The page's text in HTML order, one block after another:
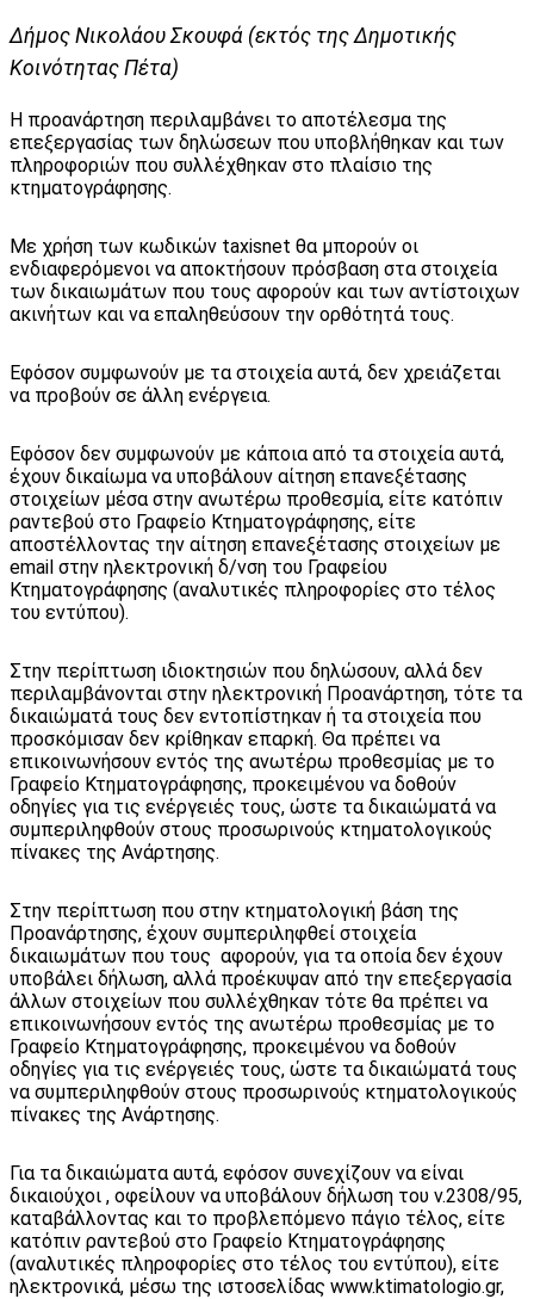
Δήμος Νικολάου Σκουφά (εκτός της Δημοτικής
Κοινότητας Πέτα)
Η προανάρτηση περιλαμβάνει το αποτέλεσμα της
επεξεργασίας των δηλώσεων που υποβλήθηκαν και των
πληροφοριών που συλλέχθηκαν στο πλαίσιο της
κτηματογράφησης.
Με χρήση των κωδικών taxisnet θα μπορούν οι
ενδιαφερόμενοι να αποκτήσουν πρόσβαση στα στοιχεία
των δικαιωμάτων που τους αφορούν και των αντίστοιχων
ακινήτων και να επαληθεύσουν την ορθότητά τους.
Εφόσον συμφωνούν με τα στοιχεία αυτά, δεν χρειάζεται
να προβούν σε άλλη ενέργεια.
Εφόσον δεν συμφωνούν με κάποια από τα στοιχεία αυτά,
έχουν δικαίωμα να υποβάλουν αίτηση επανεξέτασης
στοιχείων μέσα στην ανωτέρω προθεσμία, είτε κατόπιν
ραντεβού στο Γραφείο Κτηματογράφησης, είτε
αποστέλλοντας την αίτηση επανεξέτασης στοιχείων με
email στην ηλεκτρονική δ/νση του Γραφείου
Κτηματογράφησης (αναλυτικές πληροφορίες στο τέλος
του εντύπου).
Στην περίπτωση ιδιοκτησιών που δηλώσουν, αλλά δεν
περιλαμβάνονται στην ηλεκτρονική Προανάρτηση, τότε τα
δικαιώματά τους δεν εντοπίστηκαν ή τα στοιχεία που
προσκόμισαν δεν κρίθηκαν επαρκή. Θα πρέπει να
επικοινωνήσουν εντός της ανωτέρω προθεσμίας με το
Γραφείο Κτηματογράφησης, προκειμένου να δοθούν
οδηγίες για τις ενέργειές τους, ώστε τα δικαιώματά να
συμπεριληφθούν στους προσωρινούς κτηματολογικούς
πίνακες της Ανάρτησης.
Στην περίπτωση που στην κτηματολογική βάση της
Προανάρτησης, έχουν συμπεριληφθεί στοιχεία
δικαιωμάτων που τους αφορούν, για τα οποία δεν έχουν
υποβάλει δήλωση, αλλά προέκυψαν από την επεξεργασία
άλλων στοιχείων που συλλέχθηκαν τότε θα πρέπει να
επικοινωνήσουν εντός της ανωτέρω προθεσμίας με το
Γραφείο Κτηματογράφησης, προκειμένου να δοθούν
οδηγίες για τις ενέργειές τους, ώστε τα δικαιώματά τους
να συμπεριληφθούν στους προσωρινούς κτηματολογικούς
πίνακες της Ανάρτησης.
Για τα δικαιώματα αυτά, εφόσον συνεχίζουν να είναι
δικαιούχοι , οφείλουν να υποβάλουν δήλωση του ν.2308/95,
καταβάλλοντας και το προβλεπόμενο πάγιο τέλος, είτε
κατόπιν ραντεβού στο Γραφείο Κτηματογράφησης
(αναλυτικές πληροφορίες στο τέλος του εντύπου), είτε
ηλεκτρονικά, μέσω της ιστοσελίδας www.ktimatologio.gr,